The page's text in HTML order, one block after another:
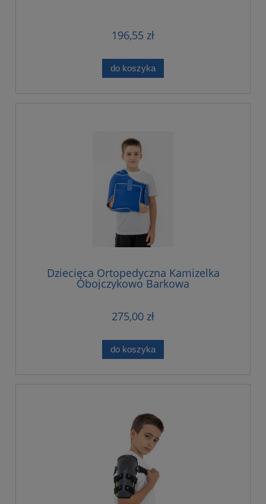
196,55 zł
do koszyka
Dziecięca Ortopedyczna Kamizelka
Obojczykowo Barkowa
275,00 zł
do koszyka